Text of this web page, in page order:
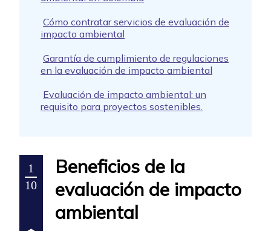
Cómo contratar servicios de evaluación de
impacto ambiental
Garantía de cumplimiento de regulaciones
en la evaluación de impacto ambiental
Evaluación de impacto ambiental: un
requisito para proyectos sostenibles.
1
10
Beneficios de la
evaluación de impacto
ambiental